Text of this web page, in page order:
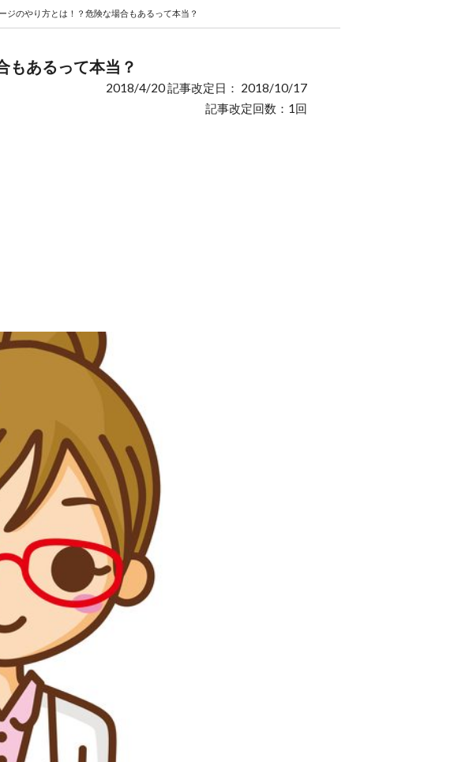
ジのやり方とは！？危険な場合もあるって本当？
もあるって本当？
2018/4/20 記事改定日： 2018/10/17
記事改定回数：1回